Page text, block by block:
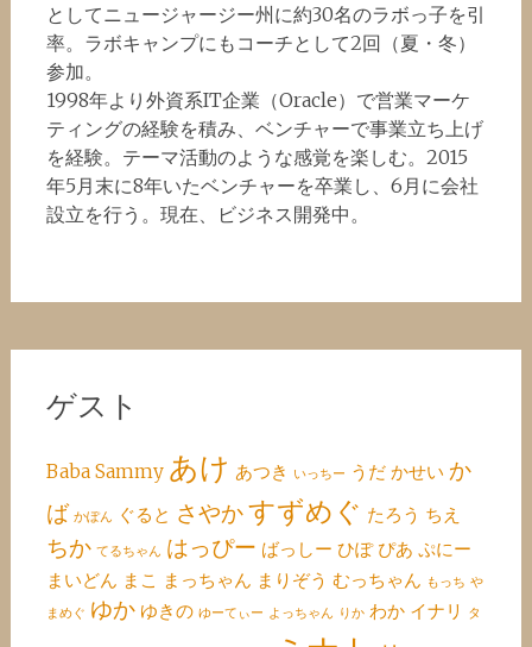
としてニュージャージー州に約30名のラボっ子を引
率。ラボキャンプにもコーチとして2回（夏・冬）
参加。
1998年より外資系IT企業（Oracle）で営業マーケ
ティングの経験を積み、ベンチャーで事業立ち上げ
を経験。テーマ活動のような感覚を楽しむ。2015
年5月末に8年いたベンチャーを卒業し、6月に会社
設立を行う。現在、ビジネス開発中。
ゲスト
Baba Sammy あけ あつき いっちー うだ かせい か
ば かぽん ぐると さやかすずめぐ たろう ちえ
ちか てるちゃん はっぴー ばっしー ひぽ ぴあ ぷにー
まいどん まこ まっちゃん まりぞう むっちゃん もっち や
まめぐ ゆか ゆきの ゆーてぃー よっちゃん りか わか イナリ タ